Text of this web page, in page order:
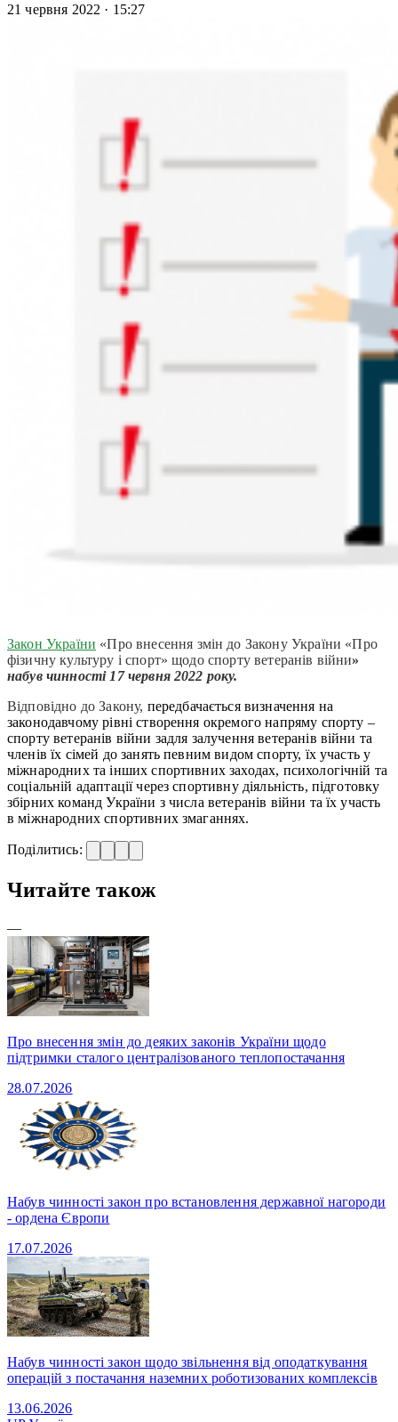
21 червня 2022 · 15:27
Закон України «Про внесення змін до Закону України «Про
фізичну культуру і спорт» щодо спорту ветеранів війни»
набув чинності 17 червня2022 року.
Відповідно до Закону, передбачається визначення на
законодавчому рівні створення окремого напряму спорту –
спорту ветеранів війни задля залучення ветеранів війни та
членів їх сімей до занять певним видом спорту, їх участь у
міжнародних та інших спортивних заходах, психологічній та
соціальній адаптації через спортивну діяльність, підготовку
збірних команд України з числа ветеранів війни та їх участь
в міжнародних спортивних змаганнях.
Поділитись:
Читайте також
—
Про внесення змін до деяких законів України щодо
підтримки сталого централізованого теплопостачання
28.07.2026
Набув чинності закон про встановлення державної нагороди
- ордена Європи
17.07.2026
Набув чинності закон щодо звільнення від оподаткування
операцій з постачання наземних роботизованих комплексів
13.06.2026